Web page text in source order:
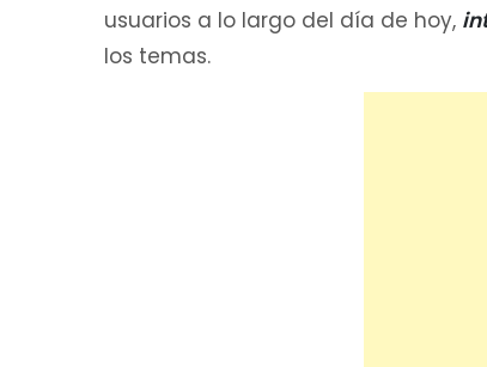
usuarios a lo largo del día de hoy,
los temas.